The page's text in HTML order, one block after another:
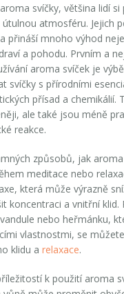
aroma svíčky, většina lidí
atmosféru. Jejich
přináší mnoho výhod
a pohodu. Prvním a
aroma svíček je
svíčky s přírodními
přísad a chemikálií.
ale také jsou méně
reakce.
způsobů, jak
meditace nebo
která může výrazně
koncentraci a vnitřní klid.
nebo heřmánku,
vlastnostmi, se
klidu arelaxace.
k použití aroma